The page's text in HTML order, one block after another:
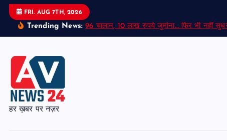
FRI. AUG 7TH, 2026
Trending News: 96 चालान, 10 लाख रुपये जुर्माना… फिर भी नहीं
हर ख़बर पर नज़र